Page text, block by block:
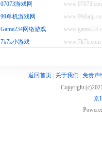
07073游戏网
99单机游戏网
Game234网络游戏
www.7k7k.com
7k7k小游戏
返回首页| 关于我们
免责声
Copyright
京